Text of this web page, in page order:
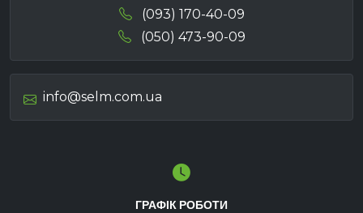
(093) 170-40-09
(050) 473-90-09
info@selm.com.ua
ГРАФІК РОБОТИ